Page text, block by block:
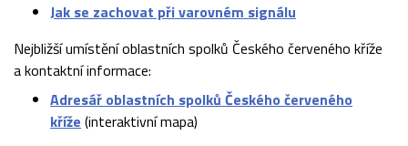
Jak se zachovat při varovném signálu
Nejbližší umístění oblastních spolků Českého červeného kříže
a kontaktní informace:
Adresář oblastních spolků Českého červeného
kříže (interaktivní mapa)